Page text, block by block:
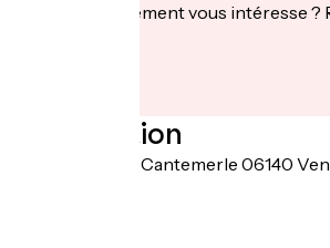
Cet établissement vous intéresse
Localisation
258 chemin de Cantemerle 06140